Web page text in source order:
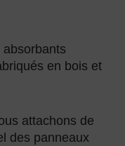
en bois et
attachons de
des panneaux